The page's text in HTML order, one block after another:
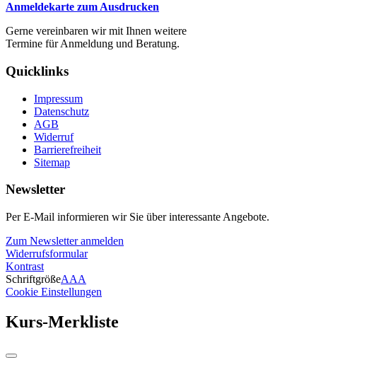
Anmeldekarte zum Ausdrucken
Gerne vereinbaren wir mit Ihnen weitere
Termine für Anmeldung und Beratung.
Quicklinks
Impressum
Datenschutz
AGB
Widerruf
Barrierefreiheit
Sitemap
Newsletter
Per E-Mail informieren wir Sie über interessante Angebote.
Zum Newsletter anmelden
Widerrufsformular
Kontrast
SchriftgrößeAAA
Cookie Einstellungen
Kurs-Merkliste